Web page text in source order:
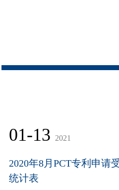
01-13 2021
2020年8月PCT专利申请
统计表